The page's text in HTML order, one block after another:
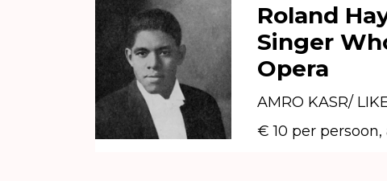
Roland
Singer
Opera
AMRO KASR/
€ 10 per